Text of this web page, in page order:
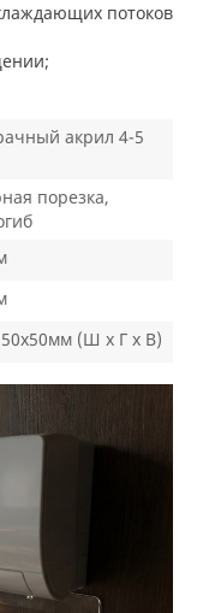
потоков
акрил 4-5
порезка,
(Ш х Г х В)